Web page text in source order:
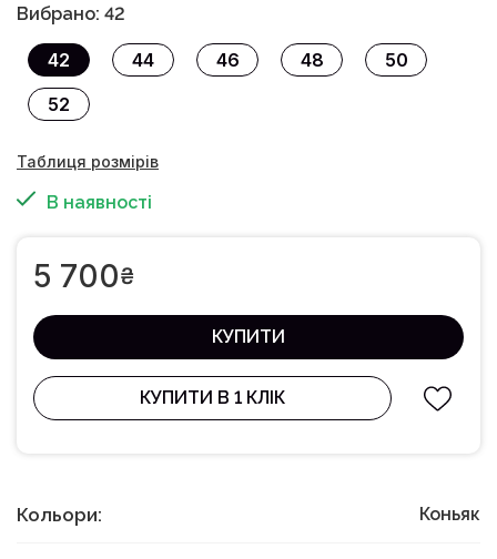
Вибрано: 42
42 44 46 48
50
52
Таблиця розмірів
В наявності
5 700₴
КУПИТИ
КУПИТИ В 1 КЛІК
Кольори: Коньяк